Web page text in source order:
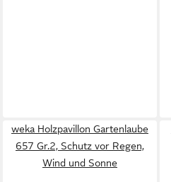
weka Holzpavillon Gartenlaube
657 Gr.2, Schutz vor Regen,
Wind und Sonne